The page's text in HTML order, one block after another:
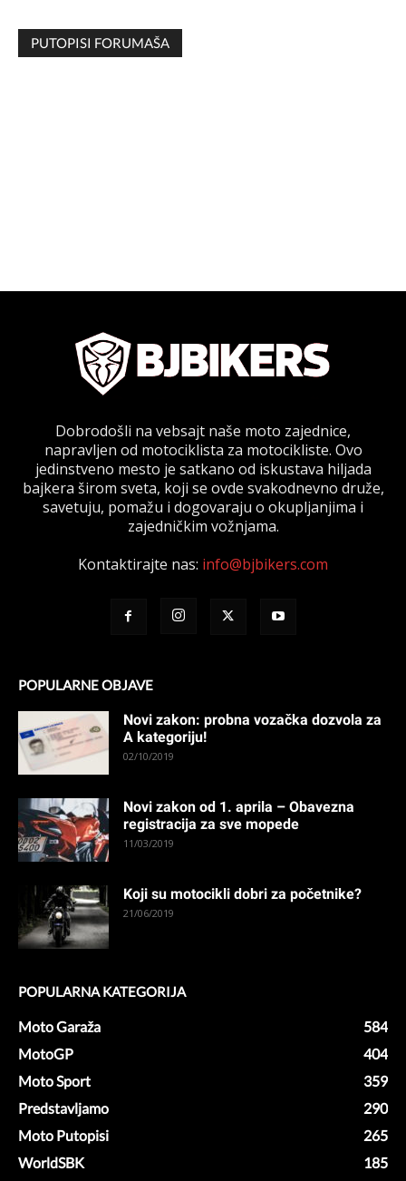
PUTOPISI FORUMAŠA
Dobrodošli na vebsajt naše moto zajednice,
napravljen od motociklista za motocikliste. Ovo
jedinstveno mesto je satkano od iskustava hiljada
bajkera širom sveta, koji se ovde svakodnevno druže,
savetuju, pomažu i dogovaraju o okupljanjima i
zajedničkim vožnjama.
Kontaktirajte nas: info@bjbikers.com
POPULARNE OBJAVE
Novi zakon: probna vozačka dozvola za
A kategoriju!
02/10/2019
Novi zakon od 1. aprila – Obavezna
registracija za sve mopede
11/03/2019
Koji su motocikli dobri za početnike?
21/06/2019
POPULARNA KATEGORIJA
Moto Garaža
584
MotoGP
404
Moto Sport
359
Predstavljamo
290
Moto Putopisi
265
WorldSBK
185